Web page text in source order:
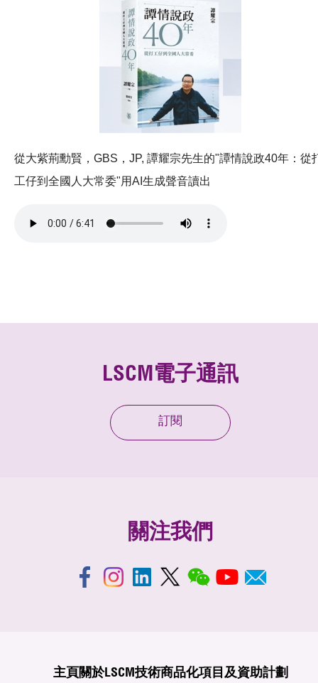
從大紫荊勳賢，GBS，JP, 譚耀宗先生的"譚情說政40年：從
工仔到全國人大常委"用AI生成聲音讀出
LSCM電子通訊
訂閱
關注我們
主頁 關於LSCM技術商品化項目及資助計劃